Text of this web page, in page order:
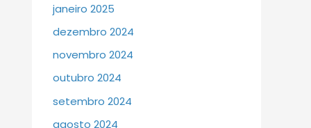
janeiro 2025
dezembro 2024
novembro 2024
outubro 2024
setembro 2024
agosto 2024